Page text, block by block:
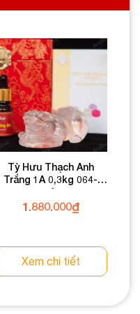
Tỳ Hưu Thạch Anh
Trắng 1A 0,3kg 064-
0891A-0,3
1.880.000₫
Xem chi tiết